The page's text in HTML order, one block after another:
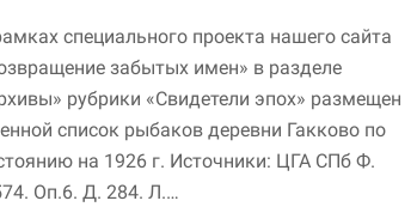
специального проекта нашего сайта
забытых имен» в разделе
рубрики «Свидетели эпох» размещен
список рыбаков деревни Гакково по
на 1926 г. Источники: ЦГА СПб Ф.
Оп.6. Д. 284. Л.…
приведет к
исчезновению
некоторых функций
сайта.